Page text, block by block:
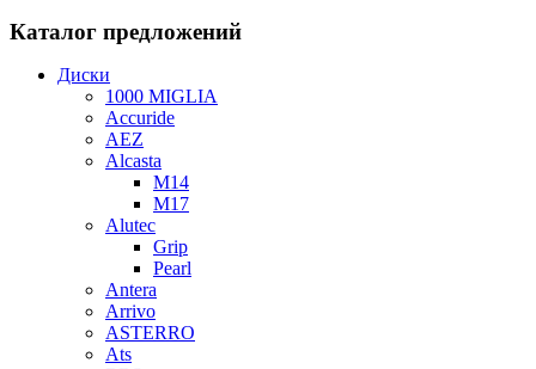
Каталог предложений
Диски
1000 MIGLIA
Accuride
AEZ
Alcasta
M14
M17
Alutec
Grip
Pearl
Antera
Arrivo
ASTERRO
Ats